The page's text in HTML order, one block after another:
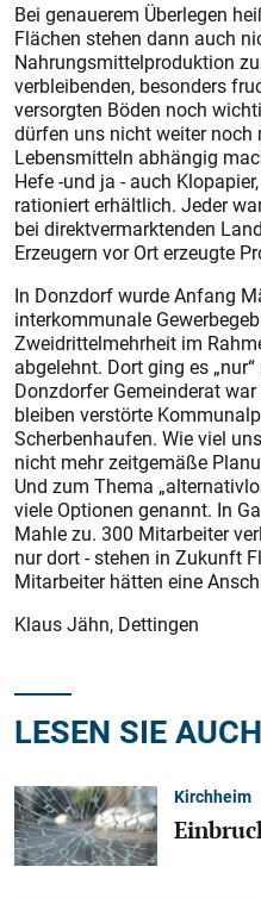
Bei genauerem Überlegen
Flächen stehen dann auch
Nahrungsmittelproduktion
verbleibenden, besonders
versorgten Böden noch
dürfen uns nicht weiter noch
Lebensmitteln abhängig
Hefe -und ja - auch
rationiert erhältlich. Jeder
bei direktvermarktenden
Erzeugern vor Ort erzeugte
In Donzdorf wurde Anfang
interkommunale
Zweidrittelmehrheit im
abgelehnt. Dort ging es
Donzdorfer Gemeinderat
bleiben verstörte
Scherbenhaufen. Wie viel
nicht mehr zeitgemäße
Und zum Thema
viele Optionen genannt. In
Mahle zu. 300 Mitarbeiter
nur dort - stehen in Zukunft
Mitarbeiter hätten eine
Klaus Jähn, Dettingen
LESEN SIE AUCH
Kirchheim